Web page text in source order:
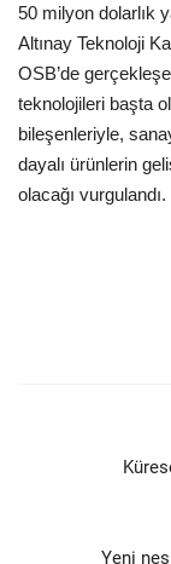
Kültür - Sanat
Restoranlar
Sağlık
50 milyon dolarlık
Altınay Teknoloji
OSB’de
teknolojileri başta
bileşenleriyle,
dayalı ürünlerin
olacağı vurgulandı.
Yeni